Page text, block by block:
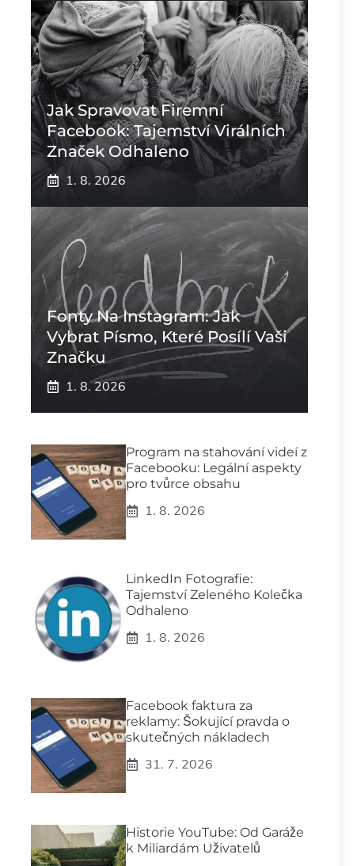
Jak Spravovat Firemní
Facebook: Tajemství Virálních
Značek Odhaleno
1. 8. 2026
Fonty Na Instagram: Jak
Vybrat Písmo, Které Posílí Vaši
Značku
1. 8. 2026
Program na stahování videí z
Facebooku: Legální aspekty
pro tvůrce obsahu
1. 8. 2026
LinkedIn Fotografie:
Tajemství Zeleného Kolečka
Odhaleno
1. 8. 2026
Facebook faktura za
reklamy: Šokující pravda o
skutečných nákladech
31. 7. 2026
Historie YouTube: Od Garáže
k Miliardám Uživatelů